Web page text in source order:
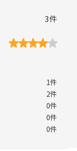
3件
1件
2件
0件
0件
0件